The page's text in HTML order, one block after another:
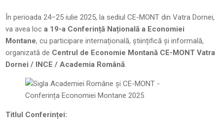
În perioada 24–25 iulie 2025, la sediul CE-MONT din Vatra Dornei,
va avea loca 19-a Conferință Națională a Economiei
Montane, cu participare internațională, științifică și informală,
organizată de Centrul de Economie Montană CE-MONT Vatra
Dornei / INCE / Academia Română.
Titlul Conferinței: